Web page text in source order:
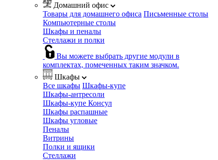
Домашний офис
Товары для домашнего офиса Письменные столы
Компьютерные столы
Шкафы и пеналы
Стеллажи и полки
Вы можете выбрать другие модули в
комплектах, помеченных таким значком.
Шкафы
Все шкафы Шкафы-купе
Шкафы-антресоли
Шкафы-купе Консул
Шкафы распашные
Шкафы угловые
Пеналы
Витрины
Полки и ящики
Стеллажи